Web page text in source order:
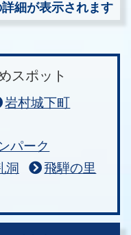
細が表示されます
スポット
岩村城下町
パーク
洞
飛騨の里